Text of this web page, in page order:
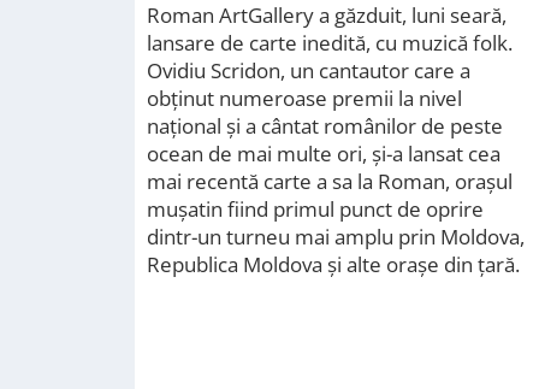
Roman ArtGallery a găzduit, luni seară,
lansare de carte inedită, cu muzică folk.
Ovidiu Scridon, un cantautor care a
obținut numeroase premii la nivel
național și a cântat românilor de peste
ocean de mai multe ori, și-a lansat cea
mai recentă carte a sa la Roman, orașul
mușatin fiind primul punct de oprire
dintr-un turneu mai amplu prin Moldova,
Republica Moldova și alte orașe din țară.